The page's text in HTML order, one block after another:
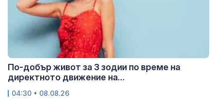
По-добър живот за 3 зодии по време на
директното движение на...
04:30 • 08.08.26